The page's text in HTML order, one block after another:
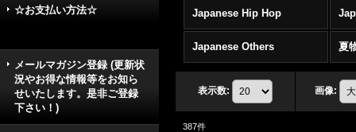
☆お支払い方法☆
メールマガジン登録 (更新状
況やお得な情報等をお知ら
せいたします。是非ご登録
下さい！)
Japanese Hip Hop
Japanese Others 夏
表示数: 画像:
387件